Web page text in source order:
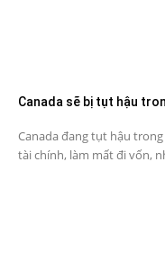
Canada sẽ bị tụt hậu
Canada đang tụt hậu
tài chính, làm mất đi vốn,